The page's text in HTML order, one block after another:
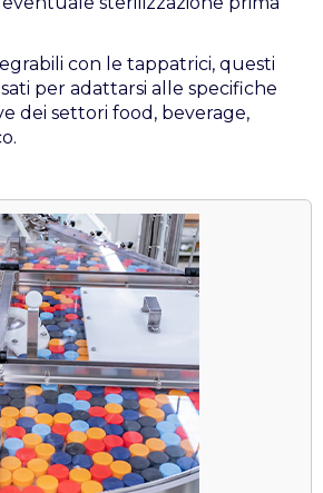
con le tappatrici, questi
per adattarsi alle specifiche
dei settori food, beverage,